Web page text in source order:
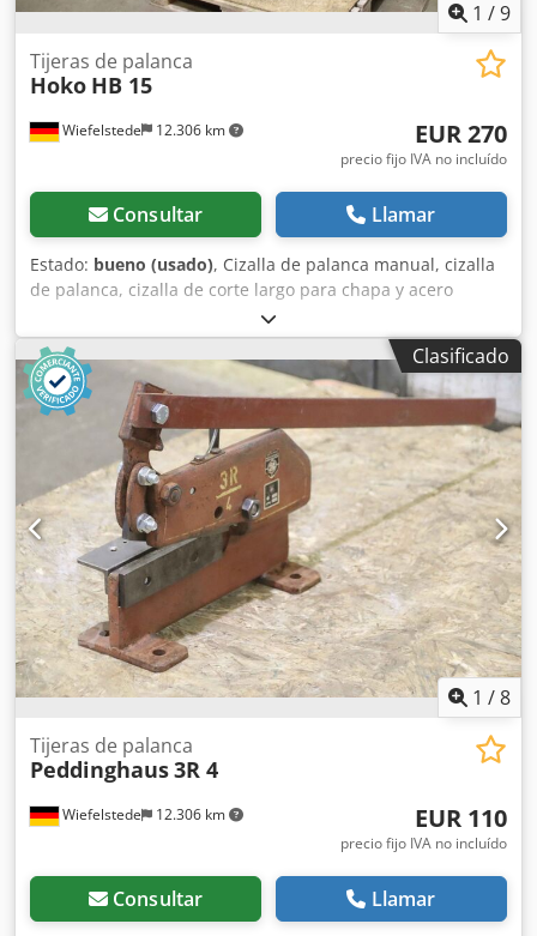
1 /9
Wiefelstede 12.306 km
Tijeras de palanca
Hoko HB 15
EUR 270
precio fijo IVA no incluído
Consultar Llamar
Estado: bueno (usado), Cizalla de palanca manual, cizalla
de palanca, cizalla de corte largo para chapa y acero
redondo, cizalla para chapa, cizalla para perfiles de acero.
-Fabricante: Hoko, cizalla de palanca, cizalla para perfiles
de acero, tipo HB 15. -Chapa de acero: hasta 10 mm. -Barra
plana/banda de acero: hasta 18 mm. -Acero redondo:
hasta 20 mm. Dkjdpfjiaqmiox Akaor -Placas de chapa:
hasta 6 mm. -Corte a inglete: 50 x 5. -Capacidad de corte:
ver foto de la placa de características. -Sistema de
sujeción: -Dimensiones totales: 670/200/A1670 mm. -
Dimensiones para el transporte: 1340/200/A510 mm. -Peso:
90 kg.
Clasificado
1 /8
Wiefelstede 12.306 km
Tijeras de palanca
Peddinghaus3R 4
EUR 110
precio fijo IVA no incluído
Consultar Llamar